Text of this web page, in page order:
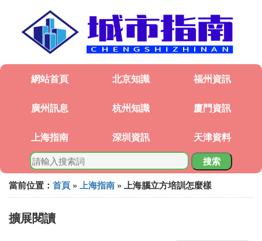
網站首頁 北京知識 福州資訊
廣州訊息 杭州知識 廈門資訊
上海指南 深圳資訊 天津資料
搜索
當前位置： 首頁 » 上海指南 » 上海腦立方培訓怎麼樣
擴展閱讀